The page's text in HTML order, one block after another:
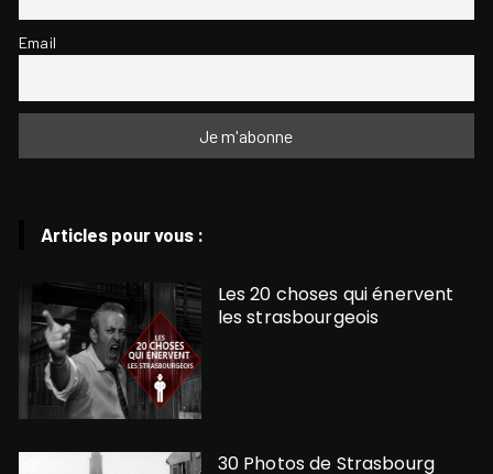
Email
Articles pour vous :
Les 20 choses qui énervent
les strasbourgeois
30 Photos de Strasbourg